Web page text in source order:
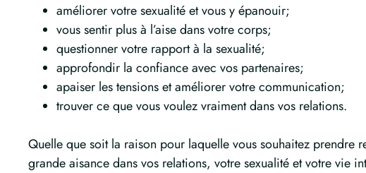
améliorer votre sexualité et vous y épanouir;
vous sentir plus à l’aise dans votre corps;
questionner votre rapport à la sexualité;
approfondir la confiance avec vos partenaires;
apaiser les tensions et améliorer votre communication;
trouver ce que vous voulez vraiment dans vos relations.
Quelle que soit la raison pour laquelle vous souhaitez prendre
grande aisance dans vos relations, votre sexualité et votre vie